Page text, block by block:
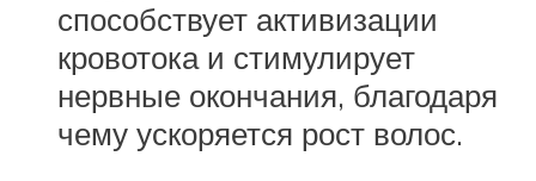
способствует активизации
кровотока и стимулирует
нервные окончания, благодаря
чему ускоряется рост волос.